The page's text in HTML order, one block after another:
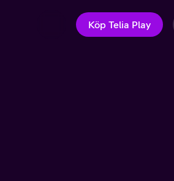
Köp Telia Play